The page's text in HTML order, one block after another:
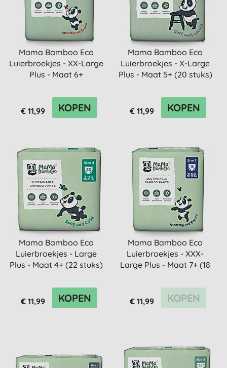
Mama Bamboo Eco
Luierbroekjes - XX-Large
Plus - Maat 6+
€ 11,99 KOPEN
Mama Bamboo Eco
Luierbroekjes - X-Large
Plus - Maat 5+ (20 stuks)
€ 11,99 KOPEN
Mama Bamboo Eco
Luierbroekjes - Large
Plus - Maat 4+ (22 stuks)
€ 11,99 KOPEN
Mama Bamboo Eco
Luierbroekjes - XXX-
Large Plus - Maat 7+ (18
€ 11,99 KOPEN